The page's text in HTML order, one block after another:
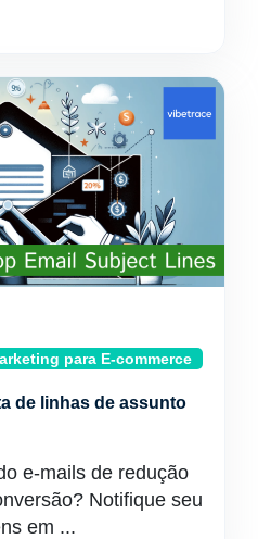
para E-commerce
de linhas de assunto
e-mails de redução
Notifique seu
em ...